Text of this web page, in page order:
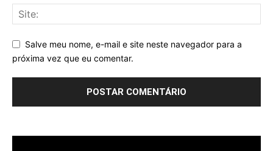
Salve meu nome, e-mail e site neste navegador para a
próxima vez que eu comentar.